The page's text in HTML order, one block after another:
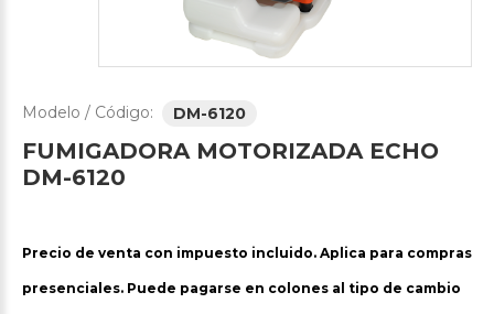
Modelo / Código: DM-6120
FUMIGADORA MOTORIZADA ECHO
DM-6120
Precio de venta con impuesto incluido. Aplica para compras
presenciales. Puede pagarse en colones al tipo de cambio